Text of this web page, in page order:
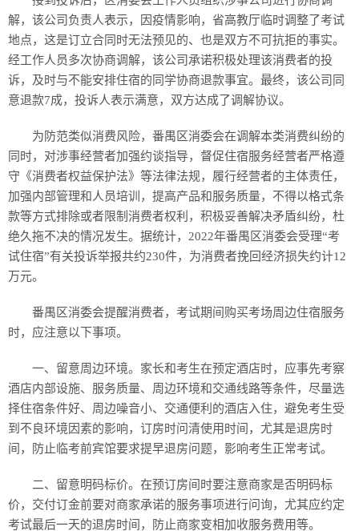
解，该公司负责人表示，因疫情影响，省高教厅临时调整了考试
地点，这是订立合同时无法预见的、也是双方不可抗拒的事实。
经工作人员多次协商调解，该公司承诺积极处理该消费者的投
诉，及时与不能安排住宿的同学协商退款事宜。最终，该公司同
意退款7成，投诉人表示满意，双方达成了调解协议。
为防范类似消费风险，番禺区消委会在调解本类消费纠纷的
同时，对涉事经营者加强约谈指导，督促住宿服务经营者严格遵
守《消费者权益保护法》等法律法规，履行经营者的主体责任，
加强内部管理和人员培训，提高产品和服务质量，不得以格式条
款等方式排除或者限制消费者权利，积极妥善解决矛盾纠纷，杜
绝久拖不决的情况发生。据统计，2022年番禺区消委会受理“考
试住宿”有关投诉举报共约230件，为消费者挽回经济损失约计12
万元。
番禺区消委会提醒消费者，考试期间购买考场周边住宿服务
时，应注意以下事项。
一、留意周边环境。家长和考生在预定酒店时，应事先考察
酒店内部设施、服务质量、周边环境和交通线路等条件，尽量选
择住宿条件好、周边噪音小、交通便利的酒店入住，避免考生受
到不良环境因素的影响，订房时问清使用时间，尤其是退房时
间，防止临考前宾馆要求提早退房问题，影响考生正常考试。
二、留意明码标价。在预订房间时要注意商家是否明码标
价，交付订金前要对商家承诺的服务事项进行问询，尤其应约定
考试最后一天的退房时间，防止商家变相加收服务费用等。